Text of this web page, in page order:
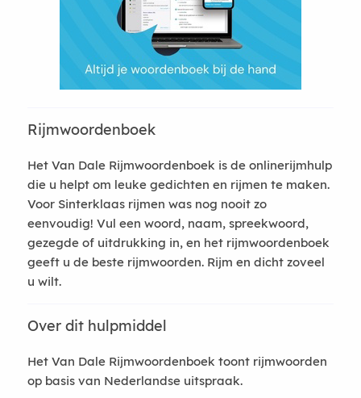
Rijmwoordenboek
Het Van Dale Rijmwoordenboek is de onlinerijmhulp
die u helpt om leuke gedichten en rijmen te maken.
Voor Sinterklaas rijmen was nog nooit zo
eenvoudig! Vul een woord, naam, spreekwoord,
gezegde of uitdrukking in, en het rijmwoordenboek
geeft u de beste rijmwoorden. Rijm en dicht zoveel
u wilt.
Over dit hulpmiddel
Het Van Dale Rijmwoordenboek toont rijmwoorden
op basis van Nederlandse uitspraak.